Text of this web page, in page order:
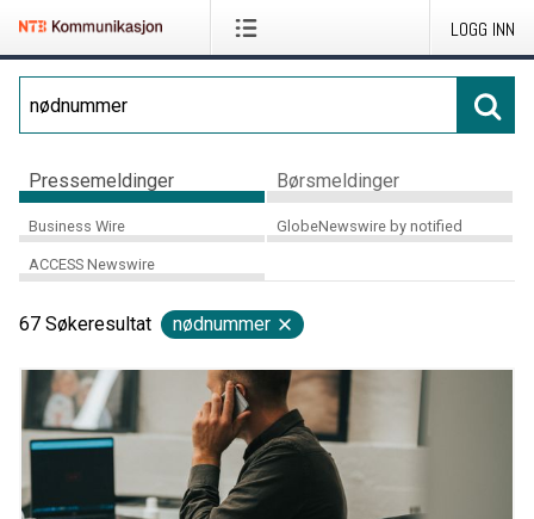
LOGG INN
Pressemeldinger Børsmeldinger
Business Wire GlobeNewswire by notified
ACCESS Newswire
67 Søkeresultat nødnummer